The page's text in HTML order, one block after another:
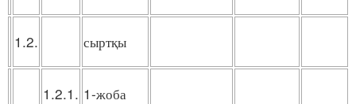
1.2. сыртқы
1.2.1. 1-жоба